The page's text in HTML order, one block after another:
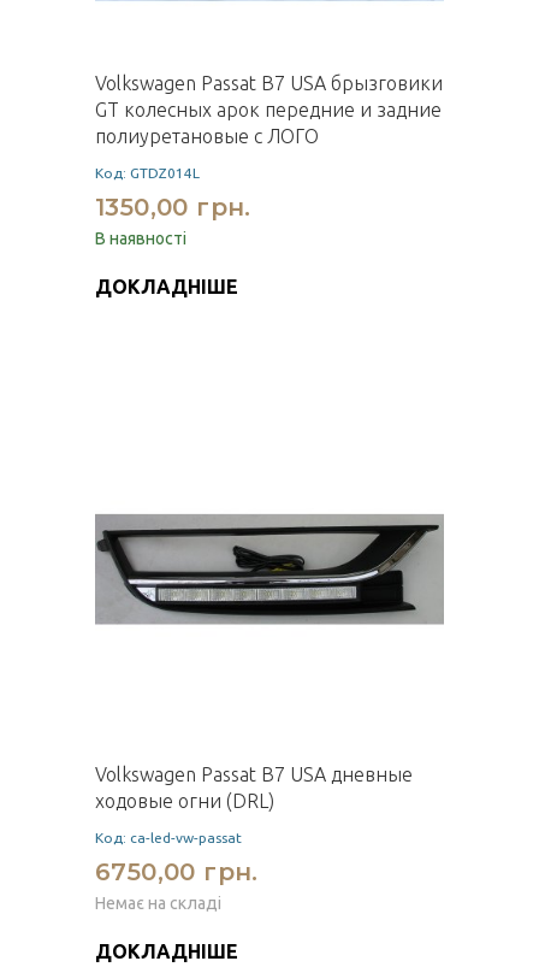
Volkswagen Passat B7 USA брызговики
GT колесных арок передние и задние
полиуретановые с ЛОГО
Код: GTDZ014L
1350,00 грн.
В наявності
ДОКЛАДНІШЕ
Volkswagen Passat B7 USA дневные
ходовые огни (DRL)
Код: ca-led-vw-passat
6750,00 грн.
Немає на складі
ДОКЛАДНІШЕ